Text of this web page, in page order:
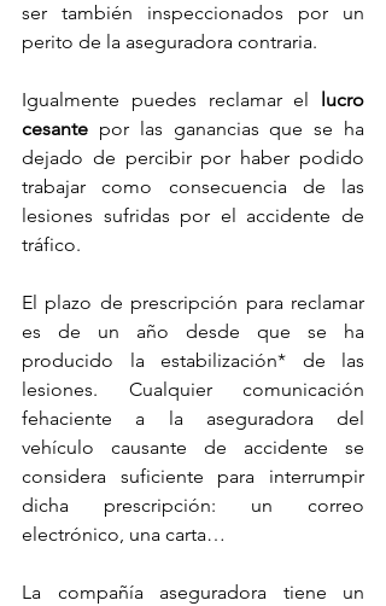
ser también inspeccionados por un
perito de la aseguradora contraria.
Igualmente puedes reclamar el lucro
cesante por las ganancias que se ha
dejado de percibir por haber podido
trabajar como consecuencia de las
lesiones sufridas por el accidente de
tráfico.
El plazo de prescripción para reclamar
es de un año desde que se ha
producido la estabilización* de las
lesiones. Cualquier comunicación
fehaciente a la aseguradora del
vehículo causante de accidente se
considera suficiente para interrumpir
dicha prescripción: un correo
electrónico, una carta…
La compañía aseguradora tiene un